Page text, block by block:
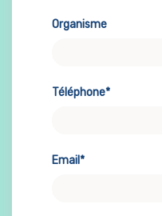
Organisme
Téléphone*
Email*